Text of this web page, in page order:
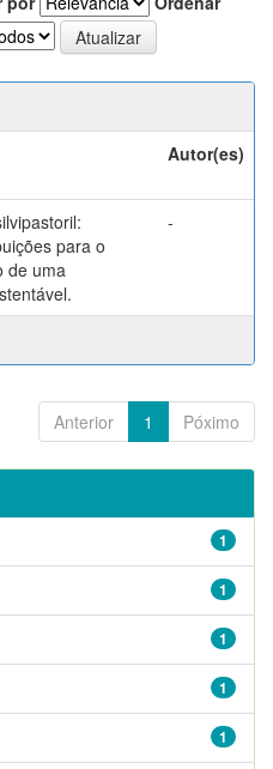
Autor(es)
para o
de uma
-
Anterior 1 Póximo
1
1
1
1
1